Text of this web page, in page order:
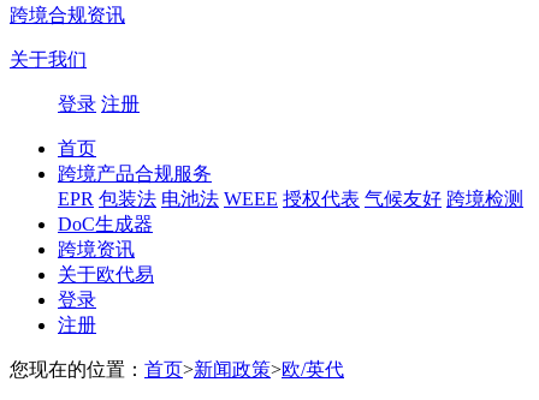
跨境合规资讯
关于我们
登录 注册
首页
跨境产品合规服务
EPR 包装法 电池法 WEEE 授权代表 气候友好 跨境检测
DoC生成器
跨境资讯
关于欧代易
登录
注册
您现在的位置： 首页>新闻政策>欧/英代